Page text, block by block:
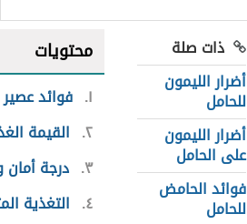
ذات صلة
أضرار الليمون
للحامل
أضرار الليمون
على الحامل
فوائد الحامض
للحامل
محتويات
١ فوائد عصير
٢ القيمة
٣ درجة أمان
٤ التغذية